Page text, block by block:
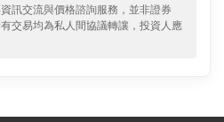
訊交流與價格諮詢服務，並非證券
交易均為私人間協議轉讓，投資人應